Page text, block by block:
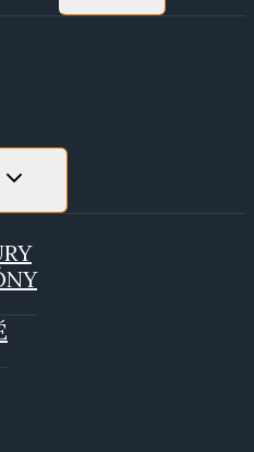
MENU
TOGGLE
MENU